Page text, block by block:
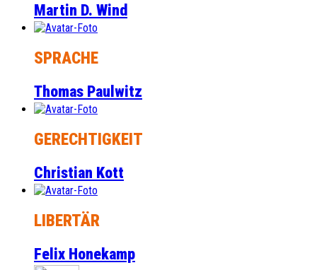
Martin D. Wind
SPRACHE
Thomas Paulwitz
GERECHTIGKEIT
Christian Kott
LIBERTÄR
Felix Honekamp